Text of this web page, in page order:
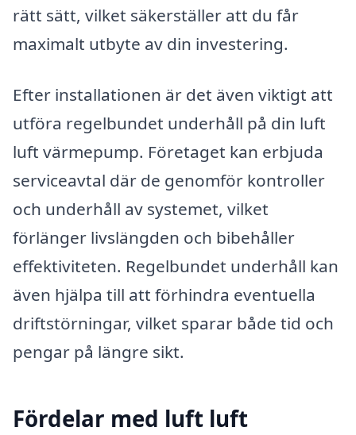
rätt sätt, vilket säkerställer att du får
maximalt utbyte av din investering.
Efter installationen är det även viktigt att
utföra regelbundet underhåll på din luft
luft värmepump. Företaget kan erbjuda
serviceavtal där de genomför kontroller
och underhåll av systemet, vilket
förlänger livslängden och bibehåller
effektiviteten. Regelbundet underhåll kan
även hjälpa till att förhindra eventuella
driftstörningar, vilket sparar både tid och
pengar på längre sikt.
Fördelar med luft luft